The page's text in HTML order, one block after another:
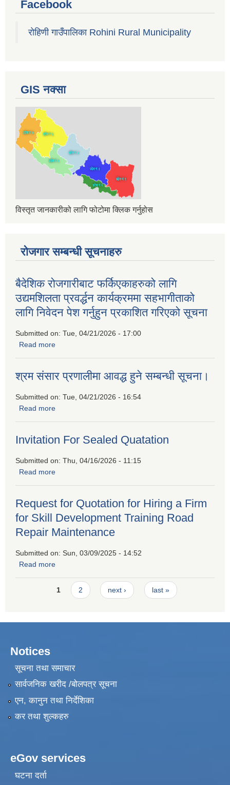
Facebook
रोहिणी गाउँपालिका Rohini Rural Municipality
GIS नक्सा
विस्तृत जानकारीको लागि फोटोमा क्लिक गर्नुहोस
रोजगार सम्बन्धी सूचनाहरु
बैदेशिक रोजगारीबाट फर्किएकाहरुको लागि
उद्यमशिलता प्रवर्द्धन कार्यक्रममा सहभागीताको
लागि निवेदन पेश गर्नुहुन प्रकाशित गरिएको सूचना
Submitted on: Tue, 04/21/2026 - 17:00
Read more
श्रम संसार प्रणालीमा आवद्ध हुने सम्बन्धी सूचना।
Submitted on: Tue, 04/21/2026 - 16:54
Read more
Invitation For Sealed Quatation
Submitted on: Thu, 04/16/2026 - 11:15
Read more
Request for Quotation for Hiring a Firm
for Skill Development Training Road
Repair Maintenance
Submitted on: Sun, 03/09/2025 - 14:52
Read more
Pages1 2 next › last »
Notices
सूचना तथा समाचार
सार्वजनिक खरीद /बोलपत्र सूचना
एन, कानुन तथा निर्देशिका
कर तथा शुल्कहरु
eGov services
घटना दर्ता